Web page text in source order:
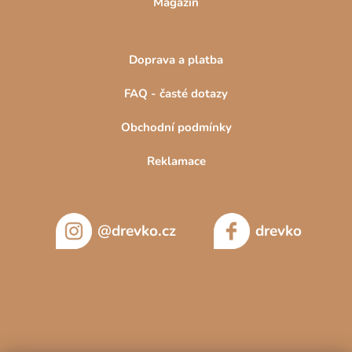
Doprava a platba
FAQ - časté dotazy
Obchodní podmínky
Reklamace
@drevko.cz drevko